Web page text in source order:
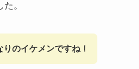
。
のイケメンですね！